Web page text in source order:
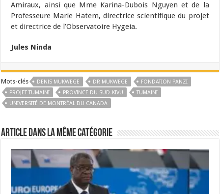
Amiraux, ainsi que Mme Karina-Dubois Nguyen et de la
Professeure Marie Hatem, directrice scientifique du projet
et directrice de l’Observatoire Hygeia.
Jules Ninda
Mots-clés DENIS MUKWEGE DR MUKWEGE
FONDATION PANZI
PROJET TUMAINI
PROVINCE DU SUD-KIVU
TUMAINI
UNIVERSITÉ DE MONTRÉAL DU CANADA
Article dans la même catégorie